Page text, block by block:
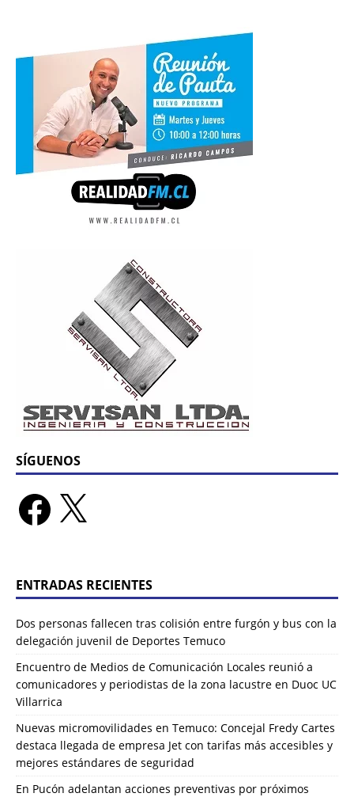
SÍGUENOS
ENTRADAS RECIENTES
Dos personas fallecen tras colisión entre furgón y bus con la
delegación juvenil de Deportes Temuco
Encuentro de Medios de Comunicación Locales reunió a
comunicadores y periodistas de la zona lacustre en Duoc UC
Villarrica
Nuevas micromovilidades en Temuco: Concejal Fredy Cartes
destaca llegada de empresa Jet con tarifas más accesibles y
mejores estándares de seguridad
En Pucón adelantan acciones preventivas por próximos